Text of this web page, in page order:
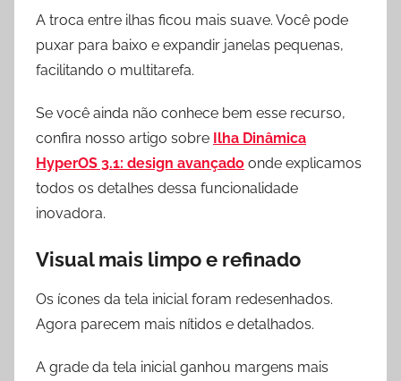
A troca entre ilhas ficou mais suave. Você pode
puxar para baixo e expandir janelas pequenas,
facilitando o multitarefa.
Se você ainda não conhece bem esse recurso,
confira nosso artigo sobre Ilha Dinâmica
HyperOS 3.1: design avançado onde explicamos
todos os detalhes dessa funcionalidade
inovadora.
Visual mais limpo e refinado
Os ícones da tela inicial foram redesenhados.
Agora parecem mais nítidos e detalhados.
A grade da tela inicial ganhou margens mais